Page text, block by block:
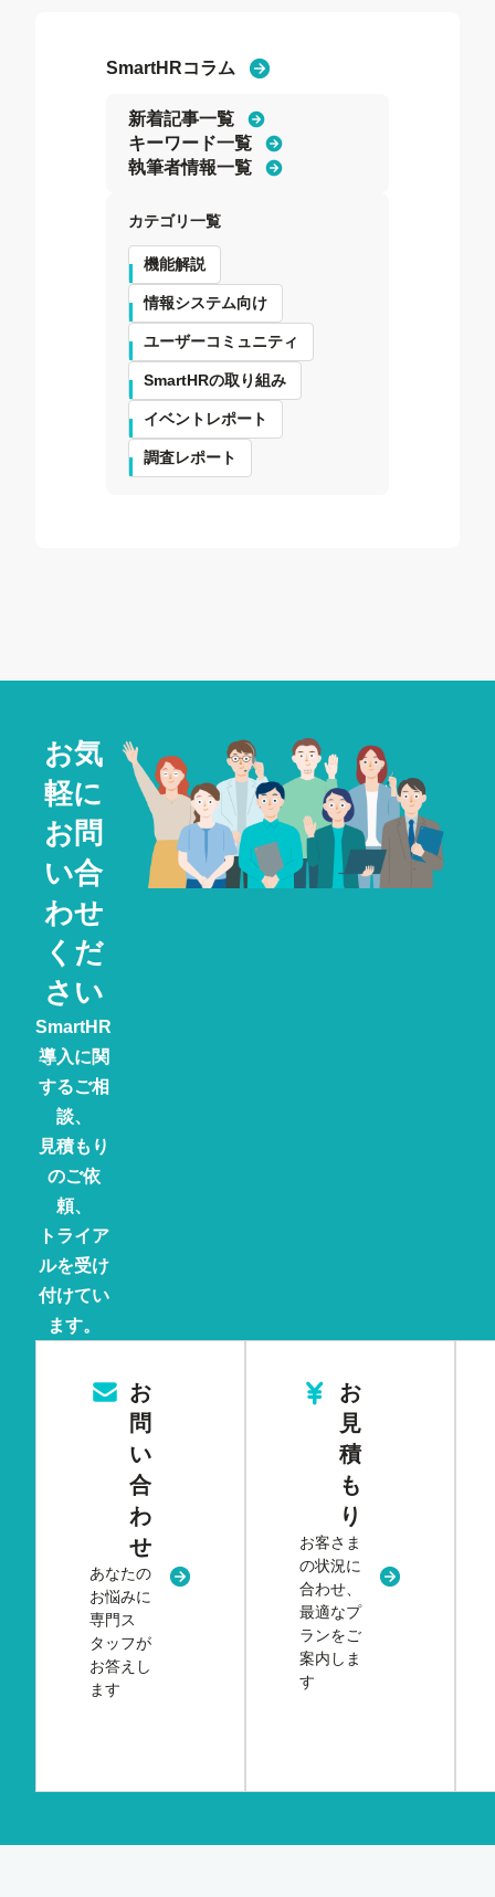
SmartHRコラム
新着記事一覧
キーワード一覧
執筆者情報一覧
カテゴリ一覧
機能解説
情報システム向け
ユーザーコミュニティ
SmartHRの取り組み
イベントレポート
調査レポート
お気
軽に
お問
い合
わせ
くだ
さい
SmartHR
導入に関
するご相
談、
見積もり
のご依
頼、
トライア
ルを受け
付けてい
ます。
お
問
い
合
わ
せ
あなたの
お悩みに
専門ス
タッフが
お答えし
ます
新規タブまたはウィンドウで開く
お
見
積
も
り
お客さま
の状況に
合わせ、
最適なプ
ランをご
案内しま
す
新規タブま